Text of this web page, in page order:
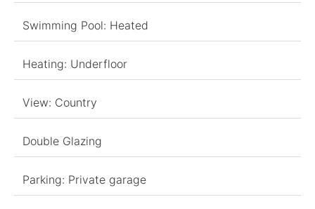
Swimming Pool: Heated
Heating: Underfloor
View: Country
Double Glazing
Parking: Private garage